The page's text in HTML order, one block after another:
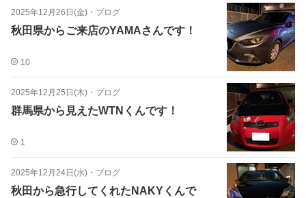
2025年12月26日(金) ・ ブログ
秋田県からご来店のYAMAさんです！
10
2025年12月25日(木) ・ ブログ
群馬県から見えたWTNくんです！
1
2025年12月24日(水) ・ ブログ
秋田から急行してくれたNAKYくんで